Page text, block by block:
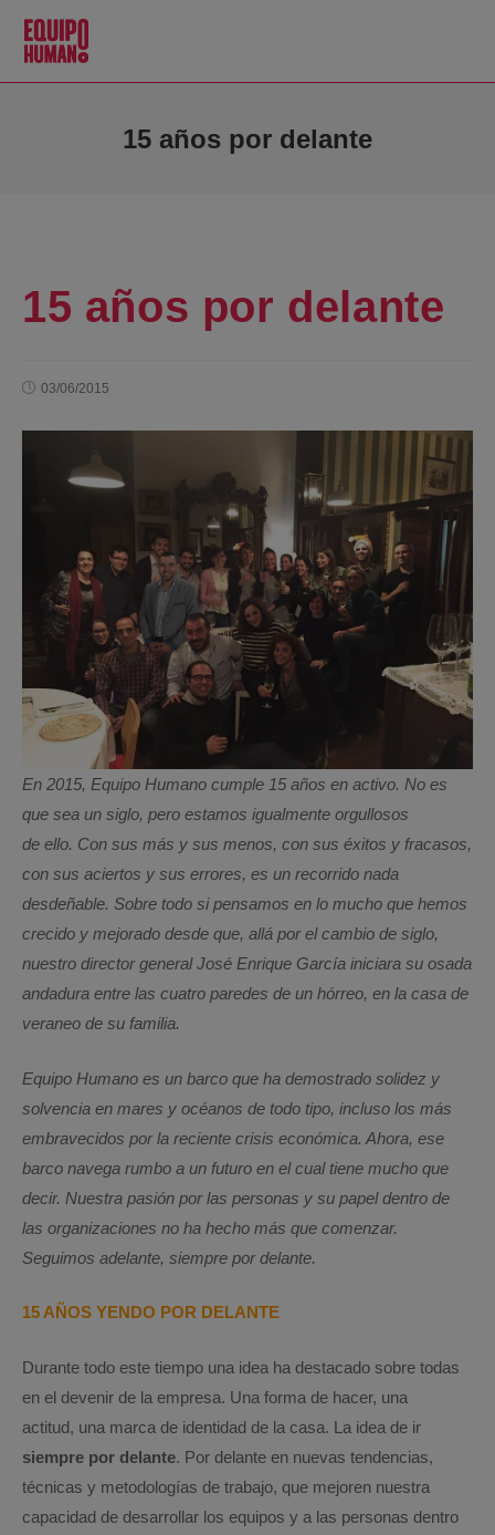
15 años por delante
15 años por delante
03/06/2015
En 2015, Equipo Humano cumple 15 años en activo. No es
que sea un siglo, pero estamos igualmente orgullosos
de ello. Con sus más y sus menos, con sus éxitos y fracasos,
con sus aciertos y sus errores, es un recorrido nada
desdeñable. Sobre todo si pensamos en lo mucho que hemos
crecido y mejorado desde que, allá por el cambio de siglo,
nuestro director general José Enrique García iniciara su osada
andadura entre las cuatro paredes de un hórreo, en la casa de
veraneo de su familia.
Equipo Humano es un barco que ha demostrado solidez y
solvencia en mares y océanos de todo tipo, incluso los más
embravecidos por la reciente crisis económica. Ahora, ese
barco navega rumbo a un futuro en el cual tiene mucho que
decir. Nuestra pasión por las personas y su papel dentro de
las organizaciones no ha hecho más que comenzar.
Seguimos adelante, siempre por delante.
15 AÑOS YENDO POR DELANTE
Durante todo este tiempo una idea ha destacado sobre todas
en el devenir de la empresa. Una forma de hacer, una
actitud, una marca de identidad de la casa. La idea de ir
siempre por delante. Por delante en nuevas tendencias,
técnicas y metodologías de trabajo, que mejoren nuestra
capacidad de desarrollar los equipos y a las personas dentro